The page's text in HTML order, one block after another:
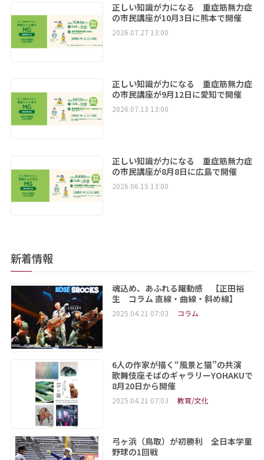
正しい知識が力になる 重症筋無力症
の市民講座が10月3日に熊本で開催
2026.07.27 13:00
正しい知識が力になる 重症筋無力症
の市民講座が9月12日に愛知で開催
2026.07.13 13:00
正しい知識が力になる 重症筋無力症
の市民講座が8月8日に広島で開催
2026.06.15 13:00
新着情報
魂込め、あふれる躍動感 【正田裕
生 コラム 直線・曲線・斜め線】
2025.04.21 07:03 コラム
6人の作家が描く“風景と猫”の共演
歌舞伎座そばのギャラリーYOHAKUで
8月20日から開催
2025.04.21 07:03 教育/文化
弓ヶ浜（鳥取）が初勝利 全日本学童
野球の1回戦